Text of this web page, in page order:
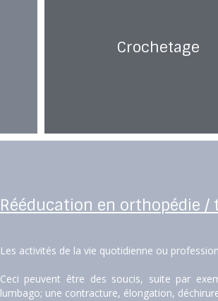
Crochetage
Rééducation en orthopédie
Les activités de la vie quotidienne ou
Ceci peuvent être des soucis, suite par
lumbago; une contracture, élongation,